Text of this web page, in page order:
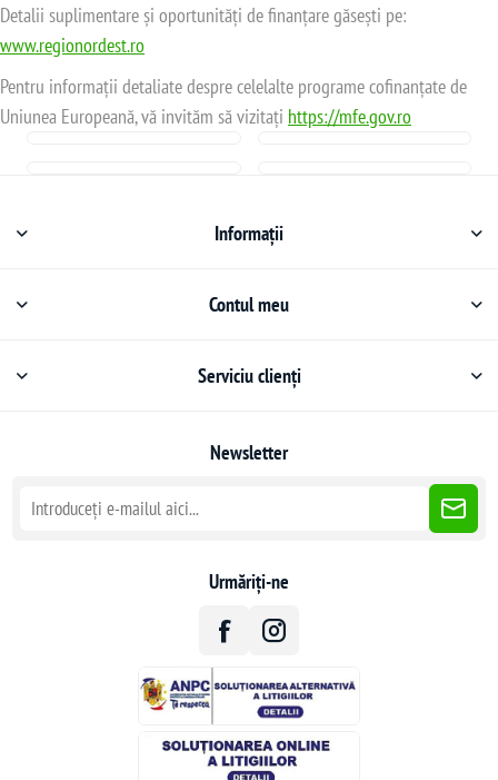
Detalii suplimentare și oportunități de finanțare găsești pe:
www.regionordest.ro
Pentru informații detaliate despre celelalte programe cofinanțate de
Uniunea Europeană, vă invităm să vizitați https://mfe.gov.ro
Informații
Contul meu
Serviciu clienți
Newsletter
Urmăriți-ne